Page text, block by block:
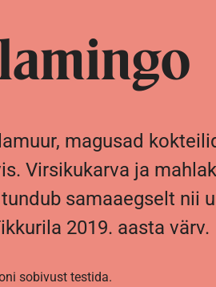
magusad
Virsikukarva ja
samaaegselt nii
2019. aasta värv.
sobivust testida.